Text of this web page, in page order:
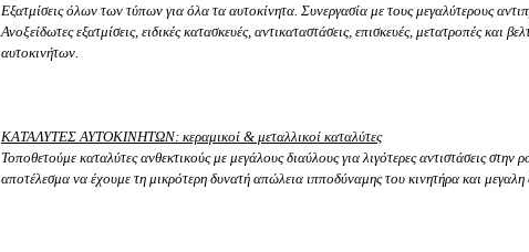
Εξατμίσεις όλων των τύπων για όλα τα αυτοκίνητα. Συνεργασία με τους μεγαλύτερους
Ανοξείδωτες εξατμίσεις, ειδικές κατασκευές, αντικαταστάσεις, επισκευές, μετατροπές και
αυτοκινήτων.
ΚΑΤΑΛΥΤΕΣ ΑΥΤΟΚΙΝΗΤΩΝ: κεραμικοί & μεταλλικοί καταλύτες
Τοποθετούμε καταλύτες ανθεκτικούς με μεγάλους διαύλους για λιγότερες αντιστάσεις στην
αποτέλεσμα να έχουμε τη μικρότερη δυνατή απώλεια ιπποδύναμης του κινητήρα και μεγαλη